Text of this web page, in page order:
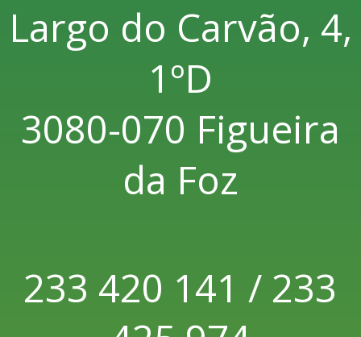
Largo do Carvão, 4,
1ºD
3080-070 Figueira
da Foz
233 420 141 / 233